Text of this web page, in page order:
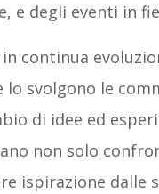
e degli eventi in
continua
lo svolgono le
di idee ed
non solo
ispirazione dalle